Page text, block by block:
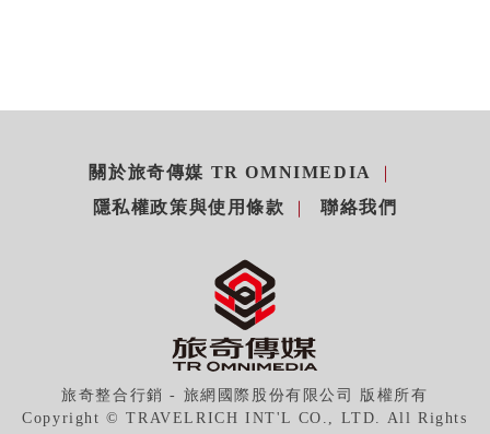
關於旅奇傳媒 TR OMNIMEDIA
隱私權政策與使用條款
聯絡我們
旅奇整合行銷 - 旅網國際股份有限公司 版權所有
Copyright © TRAVELRICH INT'L CO., LTD. All Rights